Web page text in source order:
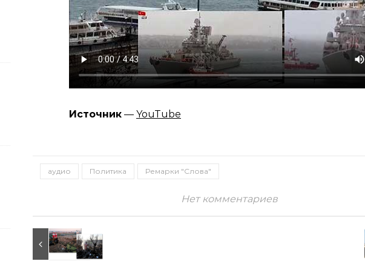
Источник — YouTube
аудио Политика Ремарки "Слова"
Нет комментариев